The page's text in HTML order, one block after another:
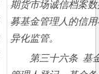
期货市场诚信档案
募基金管理人的信
异化监管。
第三十六条  基